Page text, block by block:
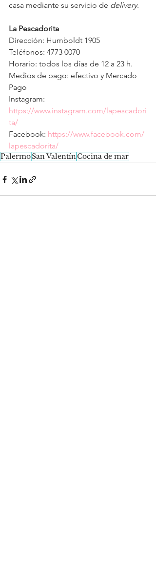
casa mediante su servicio de delivery.
La Pescadorita
Dirección: Humboldt 1905
Teléfonos: 4773 0070
Horario: todos los días de 12 a 23 h.
Medios de pago: efectivo y Mercado
Pago
Instagram:
https://www.instagram.com/lapescadori
ta/
Facebook: https://www.facebook.com/
lapescadorita/
PalermoSan ValentínCocina de mar